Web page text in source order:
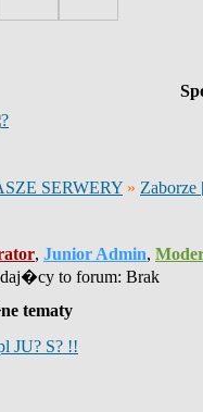
SERWERY » Zaborze
, Junior Admin,
to forum: Brak
tematy
JU? S? !!